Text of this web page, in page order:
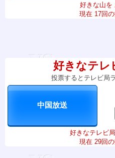
好きな山を
現在 17回
好きなテレ
投票するとテレビ局
好きなテレビ
現在 29回